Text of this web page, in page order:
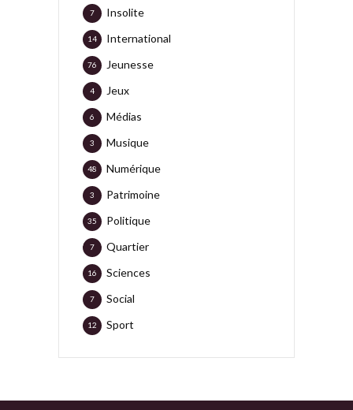
Insolite
7
International
14
Jeunesse
76
Jeux
4
Médias
6
Musique
3
Numérique
48
Patrimoine
3
Politique
35
Quartier
7
Sciences
16
Social
7
Sport
12